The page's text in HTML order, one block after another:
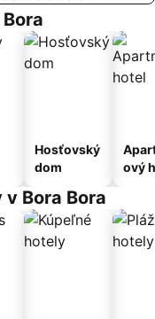
Hosťovský
dom
ový
Bora Bora